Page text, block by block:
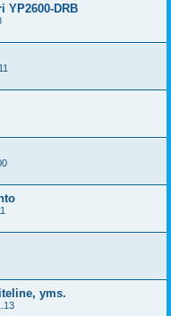
YP2600-DRB
yms.